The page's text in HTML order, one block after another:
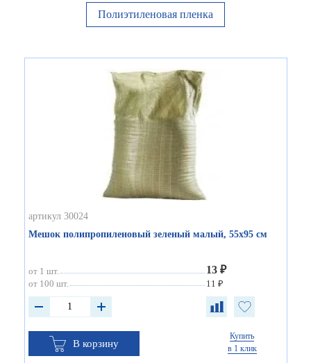
Полиэтиленовая пленка
артикул 30024
Мешок полипропиленовый зеленый малый, 55х95 см
от 1 шт. 13 ₽
от 100 шт. 11 ₽
В корзину
Купить
в 1 клик